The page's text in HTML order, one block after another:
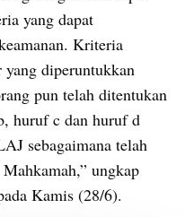
yang dapat
Kriteria
yang diperuntukkan
pun telah ditentukan
huruf c dan huruf d
sebagaimana telah
ungkap
Kamis (28/6).